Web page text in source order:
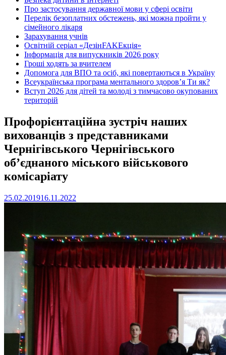
Про застосування державної мови у сфері освіти
Перелік безоплатних обстежень, які можна пройти у
сімейного лікаря
Зарахування учнів
Освітній серіал «ДезінFAKEкція»
Інформація для випускників 2026 року
Гроші ходять за вчителем
Допомога для ВПО та осіб, які повертаються в Україну
Всеукраїнська програма ментального здоров’я Ти як?
Вступ 2026 для дітей та молоді з тимчасово окупованих
територій
Профорієнтаційна зустріч наших
вихованців з представниками
Чернігівського Чернігівського
об’єднаного міського військового
комісаріату
25.02.201916.11.2022